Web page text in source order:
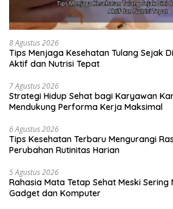
8 Agustus 2026
Tips Menjaga Kesehatan Tulang Sejak
Aktif dan Nutrisi Tepat
7 Agustus 2026
Strategi Hidup Sehat bagi Karyawan
Mendukung Performa Kerja Maksimal
6 Agustus 2026
Tips Kesehatan Terbaru Mengurangi
Perubahan Rutinitas Harian
5 Agustus 2026
Rahasia Mata Tetap Sehat Meski
Gadget dan Komputer